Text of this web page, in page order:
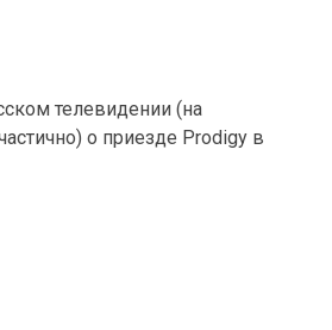
телевидении (на
о приезде Prodigy в